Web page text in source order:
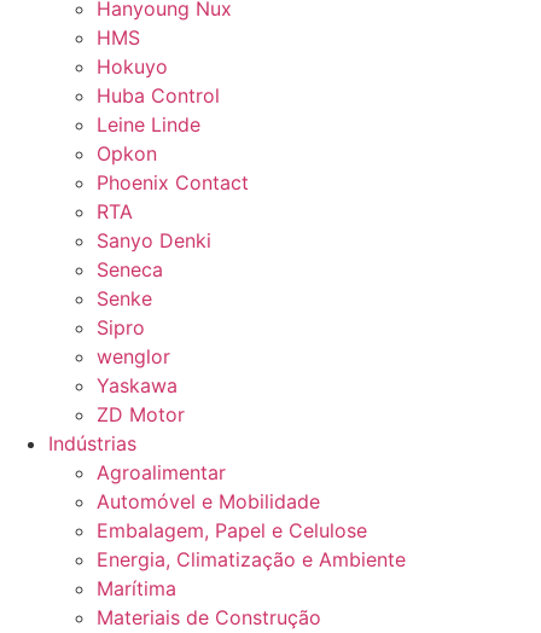
Hanyoung Nux
HMS
Hokuyo
Huba Control
Leine Linde
Opkon
Phoenix Contact
RTA
Sanyo Denki
Seneca
Senke
Sipro
wenglor
Yaskawa
ZD Motor
Indústrias
Agroalimentar
Automóvel e Mobilidade
Embalagem, Papel e Celulose
Energia, Climatização e Ambiente
Marítima
Materiais de Construção